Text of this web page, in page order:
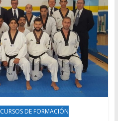
CURSOS DE FORMACIÓN